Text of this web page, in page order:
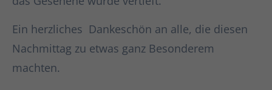
Ein herzliches Dankeschön an alle, die diesen
Nachmittag zu etwas ganz Besonderem
machten.